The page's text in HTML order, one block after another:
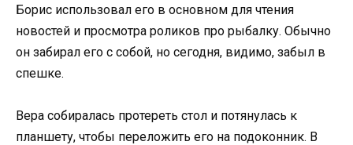
Борис использовал его в основном для чтения
новостей и просмотра роликов про рыбалку. Обычно
он забирал его с собой, но сегодня, видимо, забыл в
спешке.
Вера собиралась протереть стол и потянулась к
планшету, чтобы переложить его на подоконник. В